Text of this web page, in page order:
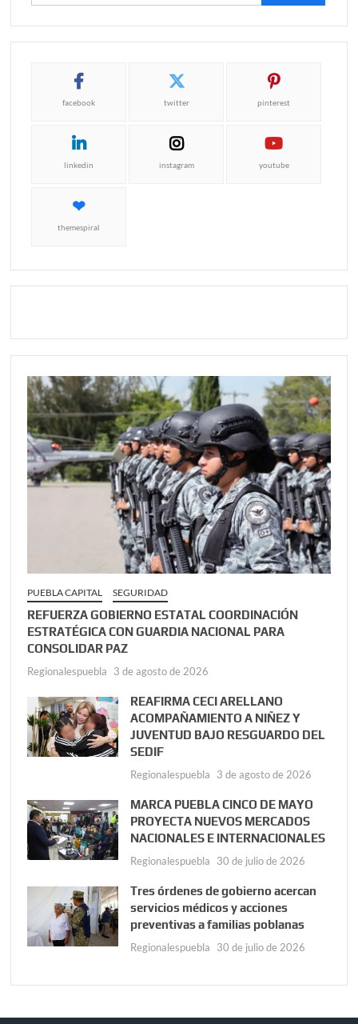
facebook twitter pinterest
linkedin instagram youtube
themespiral
PUEBLA CAPITAL SEGURIDAD
REFUERZA GOBIERNO ESTATAL COORDINACIÓN
ESTRATÉGICA CON GUARDIA NACIONAL PARA
CONSOLIDAR PAZ
Regionalespuebla 3 de agosto de 2026
REAFIRMA CECI ARELLANO
ACOMPAÑAMIENTO A NIÑEZ Y
JUVENTUD BAJO RESGUARDO DEL
SEDIF
Regionalespuebla 3 de agosto de 2026
MARCA PUEBLA CINCO DE MAYO
PROYECTA NUEVOS MERCADOS
NACIONALES E INTERNACIONALES
Regionalespuebla 30 de julio de 2026
Tres órdenes de gobierno acercan
servicios médicos y acciones
preventivas a familias poblanas
Regionalespuebla 30 de julio de 2026